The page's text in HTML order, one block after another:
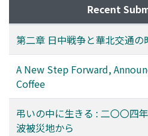
Recent
第二章 日中戦争と華北交通の
A New Step Forward,
Coffee
弔いの中に生きる : 二〇〇四
波被災地から